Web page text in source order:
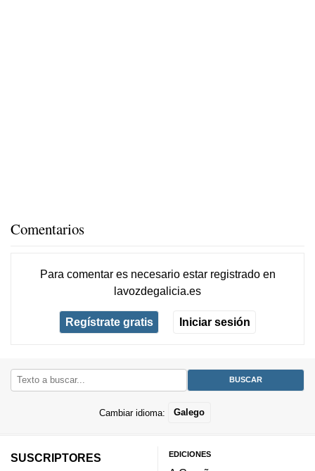
Comentarios
Para comentar es necesario estar registradoen
lavozdegalicia.es
Regístrate gratis Iniciar sesión
Cambiar idioma: Galego
SUSCRIPTORES EDICIONES